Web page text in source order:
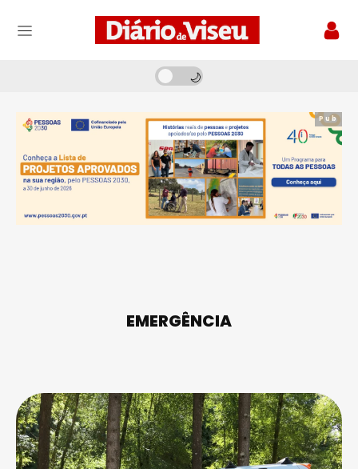
Pub
EMERGÊNCIA